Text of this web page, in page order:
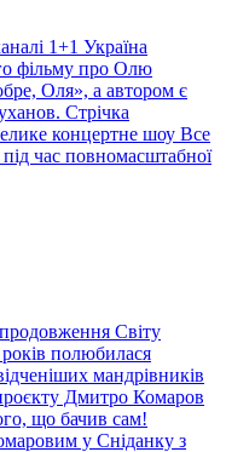
1+1 Україна
фільму про Олю
Оля», а автором є
Стрічка
концертне шоу Все
під час повномасштабної
Світу
років полюбилася
мандрівників
Дмитро Комаров
що бачив сам!
у Сніданку з